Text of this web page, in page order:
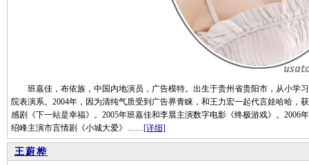
班嘉佳，布依族，中国内地演员，广告模特。出生于贵州省贵阳市，从小学
院表演系。2004年，因为清纯气质受到广告界青睐，和王力宏一起代言娃哈哈，
感剧《下一站是幸福》。2005年班嘉佳和李晨主演数字电影《终极游戏》。2006
绍峰主演市言情剧《小城大爱》……[详细]
王蔚桦